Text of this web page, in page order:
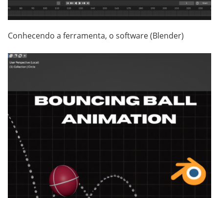
Conhecendo a ferramenta, o software (Blender)